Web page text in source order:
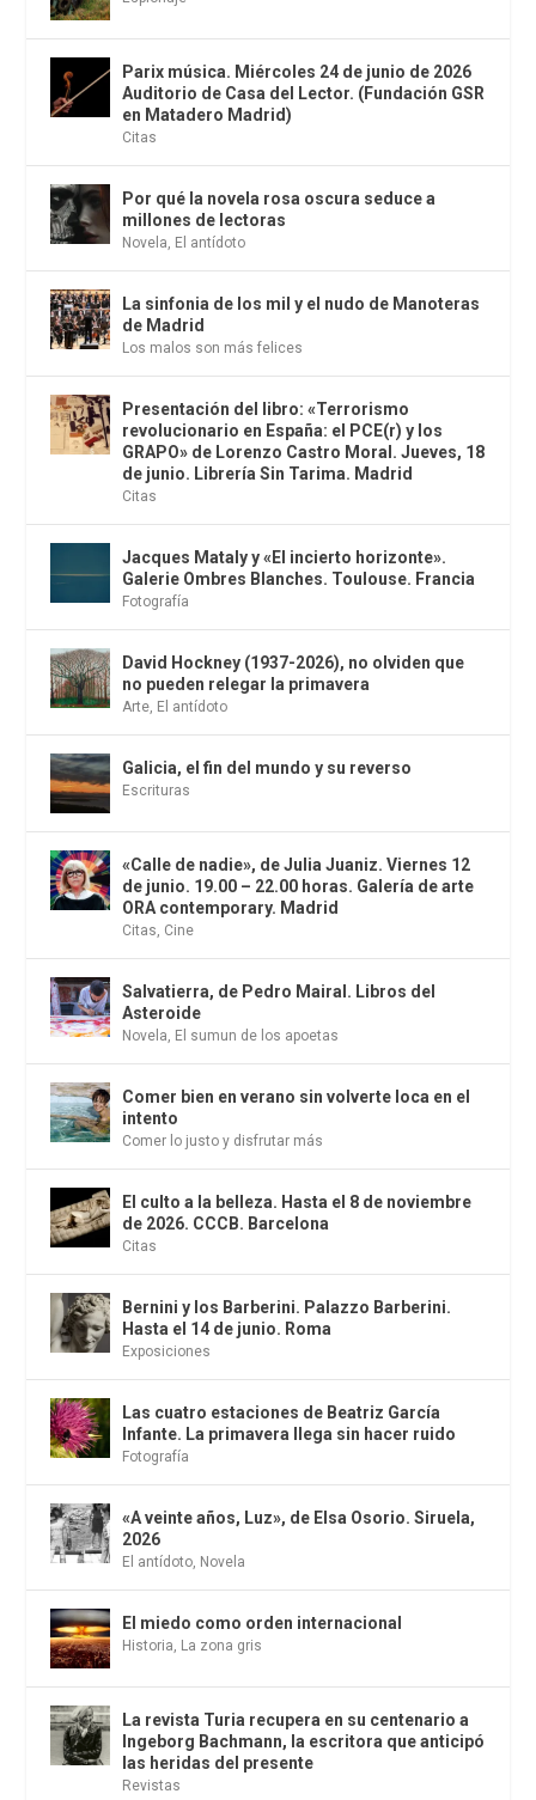
Parix música. Miércoles 24 de junio de 2026
Auditorio de Casa del Lector. (Fundación GSR
en Matadero Madrid)
Citas
Por qué la novela rosa oscura seduce a
millones de lectoras
Novela, El antídoto
La sinfonia de los mil y el nudo de Manoteras
de Madrid
Los malos son más felices
Presentación del libro: «Terrorismo
revolucionario en España: el PCE(r) y los
GRAPO» de Lorenzo Castro Moral. Jueves, 18
de junio. Librería Sin Tarima. Madrid
Citas
Jacques Mataly y «El incierto horizonte».
Galerie Ombres Blanches. Toulouse. Francia
Fotografía
David Hockney (1937-2026), no olviden que
no pueden relegar la primavera
Arte, El antídoto
Galicia, el fin del mundo y su reverso
Escrituras
«Calle de nadie», de Julia Juaniz. Viernes 12
de junio. 19.00 – 22.00 horas. Galería de arte
ORA contemporary. Madrid
Citas, Cine
Salvatierra, de Pedro Mairal. Libros del
Asteroide
Novela, El sumun de los apoetas
Comer bien en verano sin volverte loca en el
intento
Comer lo justo y disfrutar más
El culto a la belleza. Hasta el 8 de noviembre
de 2026. CCCB. Barcelona
Citas
Bernini y los Barberini. Palazzo Barberini.
Hasta el 14 de junio. Roma
Exposiciones
Las cuatro estaciones de Beatriz García
Infante. La primavera llega sin hacer ruido
Fotografía
«A veinte años, Luz», de Elsa Osorio. Siruela,
2026
El antídoto, Novela
El miedo como orden internacional
Historia, La zona gris
La revista Turia recupera en su centenario a
Ingeborg Bachmann, la escritora que anticipó
las heridas del presente
Revistas